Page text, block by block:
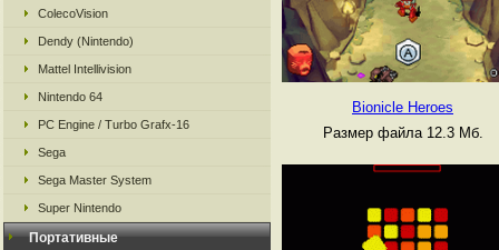
ColecoVision
Dendy (Nintendo)
Mattel Intellivision
Nintendo 64
PC Engine / Turbo Grafx-16
Sega
Sega Master System
Super Nintendo
Портативные
Bionicle Heroes
Размер файла 12.3 Мб.